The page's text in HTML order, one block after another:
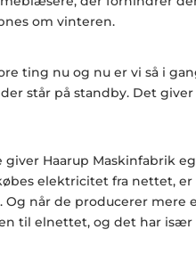
om vinteren.
ting nu og nu er vi så i
står på standby. Det giver
Haarup Maskinfabrik
elektricitet fra nettet,
når de producerer mere
til elnettet, og det har især